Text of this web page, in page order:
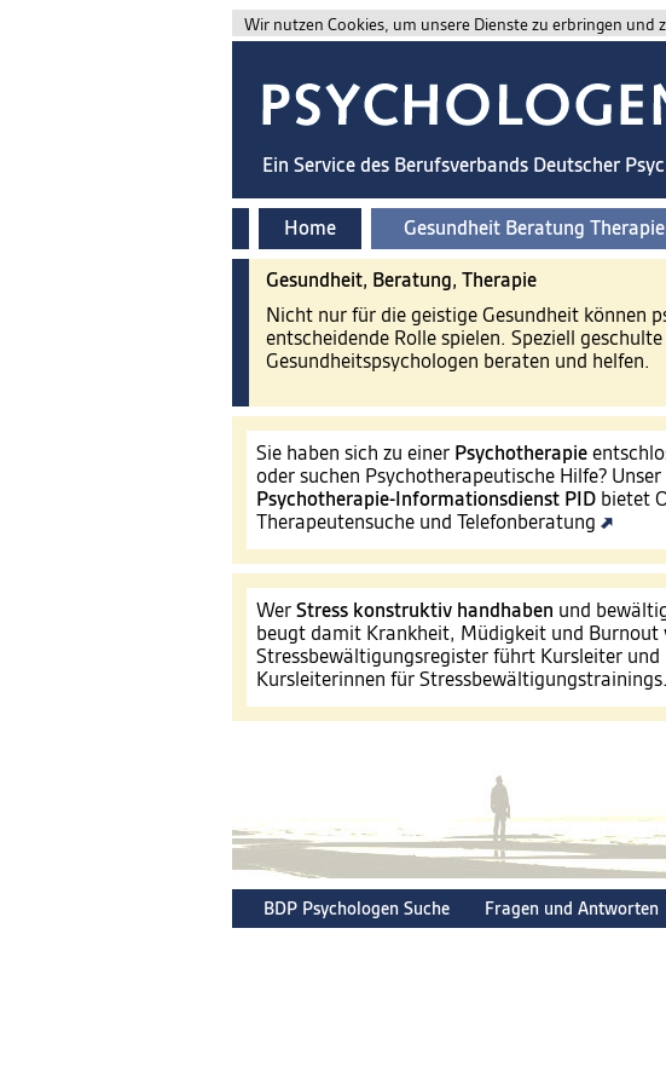
Wir nutzen Cookies, um unsere Dienste zu erbringen und
Ein Service des Berufsverbands Deutscher
Home Gesundheit Beratung Therapie
Gesundheit, Beratung, Therapie
Nicht nur für die geistige Gesundheit können
entscheidende Rolle spielen. Speziell
Gesundheitspsychologen beraten und helfen.
Sie haben sich zu einer Psychotherapie
oder suchen Psychotherapeutische Hilfe? Unser
Psychotherapie-Informationsdienst PID bietet
Therapeutensuche und Telefonberatung
Wer Stress konstruktiv handhaben und
beugt damit Krankheit, Müdigkeit und Burnout
Stressbewältigungsregister führt Kursleiter und
Kursleiterinnen für Stressbewältigungstrainings.
BDP Psychologen Suche Fragen und Antworten